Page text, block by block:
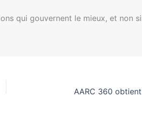
qui gouvernent le mieux, et non